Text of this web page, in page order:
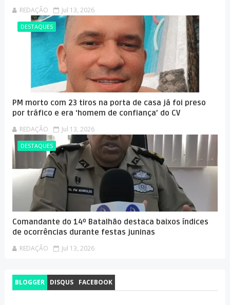
REDAÇÃO Jul 13, 2026
DESTAQUES
PM morto com 23 tiros na porta de casa já foi preso
por tráfico e era ‘homem de confiança’ do CV
REDAÇÃO Jul 13, 2026
DESTAQUES
Comandante do 14º Batalhão destaca baixos índices
de ocorrências durante festas juninas
REDAÇÃO Jul 13, 2026
BLOGGER DISQUS FACEBOOK